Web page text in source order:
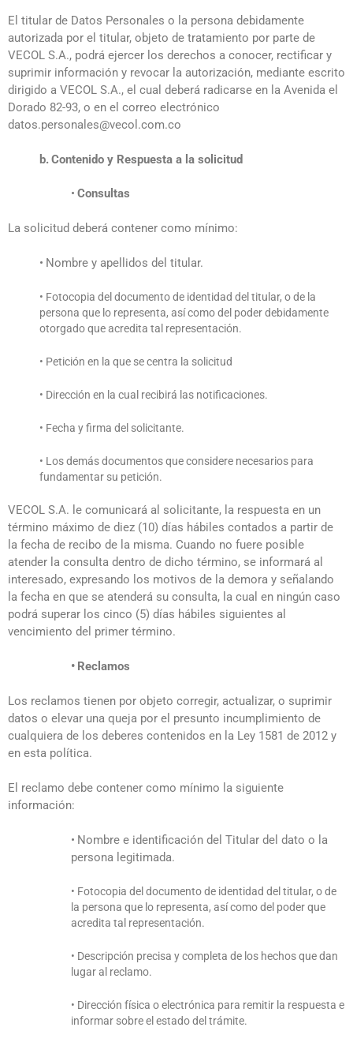
El titular de Datos Personales o la persona debidamente
autorizada por el titular, objeto de tratamiento por parte de
VECOL S.A., podrá ejercer los derechos a conocer, rectificar y
suprimir información y revocar la autorización, mediante escrito
dirigido a VECOL S.A., el cual deberá radicarse en la Avenida el
Dorado 82-93, o en el correo electrónico
datos.personales@vecol.com.co
b.Contenido y Respuesta a la solicitud
• Consultas
La solicitud deberá contener como mínimo:
• Nombre y apellidos del titular.
• Fotocopia del documento de identidad del titular, o de la
persona que lo representa, así como del poder debidamente
otorgado que acredita tal representación.
• Petición en la que se centra la solicitud
• Dirección en la cual recibirá las notificaciones.
• Fecha y firma del solicitante.
• Los demás documentos que considere necesarios para
fundamentar su petición.
VECOL S.A. le comunicará al solicitante, la respuesta en un
término máximo de diez (10) días hábiles contados a partir de
la fecha de recibo de la misma. Cuando no fuere posible
atender la consulta dentro de dicho término, se informará al
interesado, expresando los motivos de la demora y señalando
la fecha en que se atenderá su consulta, la cual en ningún caso
podrá superar los cinco (5) días hábiles siguientes al
vencimiento del primer término.
• Reclamos
Los reclamos tienen por objeto corregir, actualizar, o suprimir
datos o elevar una queja por el presunto incumplimiento de
cualquiera de los deberes contenidos en la Ley 1581 de 2012 y
en esta política.
El reclamo debe contener como mínimo la siguiente
información:
• Nombre e identificación del Titular del dato o la
persona legitimada.
• Fotocopia del documento de identidad del titular, o de
la persona que lo representa, así como del poder que
acredita tal representación.
• Descripción precisa y completa de los hechos que dan
lugar al reclamo.
• Dirección física o electrónica para remitir la respuesta e
informar sobre el estado del trámite.